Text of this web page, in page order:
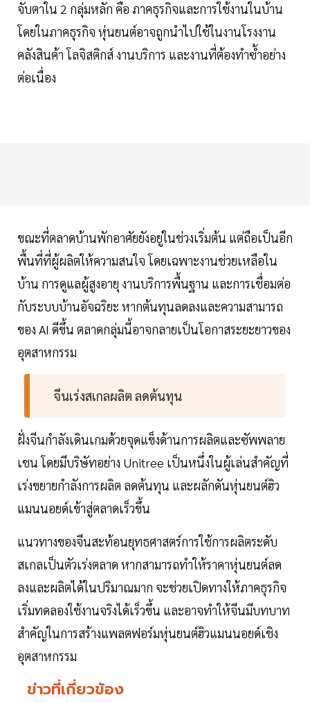
จับตาใน 2 กลุ่มหลัก คือ ภาคธุรกิจและการใช้งานในบ้าน
โดยในภาคธุรกิจ หุ่นยนต์อาจถูกนำไปใช้ในงานโรงงาน
คลังสินค้า โลจิสติกส์ งานบริการ และงานที่ต้องทำซ้ำอย่าง
ต่อเนื่อง
ขณะที่ตลาดบ้านพักอาศัยยังอยู่ในช่วงเริ่มต้น แต่ถือเป็นอีก
พื้นที่ที่ผู้ผลิตให้ความสนใจ โดยเฉพาะงานช่วยเหลือใน
บ้าน การดูแลผู้สูงอายุ งานบริการพื้นฐาน และการเชื่อมต่อ
กับระบบบ้านอัจฉริยะ หากต้นทุนลดลงและความสามารถ
ของ AI ดีขึ้น ตลาดกลุ่มนี้อาจกลายเป็นโอกาสระยะยาวของ
อุตสาหกรรม
จีนเร่งสเกลผลิต ลดต้นทุน
ฝั่งจีนกำลังเดินเกมด้วยจุดแข็งด้านการผลิตและซัพพลาย
เชน โดยมีบริษัทอย่าง Unitree เป็นหนึ่งในผู้เล่นสำคัญที่
เร่งขยายกำลังการผลิต ลดต้นทุน และผลักดันหุ่นยนต์ฮิว
แมนนอยด์เข้าสู่ตลาดเร็วขึ้น
แนวทางของจีนสะท้อนยุทธศาสตร์การใช้การผลิตระดับ
สเกลเป็นตัวเร่งตลาด หากสามารถทำให้ราคาหุ่นยนต์ลด
ลงและผลิตได้ในปริมาณมาก จะช่วยเปิดทางให้ภาคธุรกิจ
เริ่มทดลองใช้งานจริงได้เร็วขึ้น และอาจทำให้จีนมีบทบาท
สำคัญในการสร้างแพลตฟอร์มหุ่นยนต์ฮิวแมนนอยด์เชิง
อุตสาหกรรม
ข่าวที่เกี่ยวข้อง